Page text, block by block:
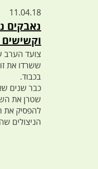
11.04.18
נאבקים
וקשישים
צועד הערב
ששרדו את
בכבוד.
כבר שנים
שטרן את
להפסיק את
הניצולים